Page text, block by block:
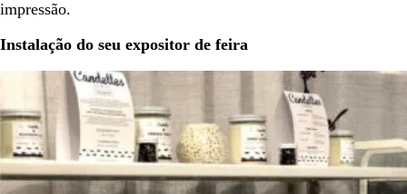
impressão.
Instalação do seu expositor de feira